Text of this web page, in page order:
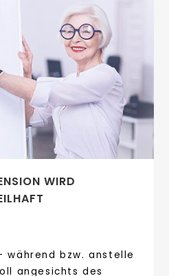
WIRD
während bzw. anstelle
angesichts des